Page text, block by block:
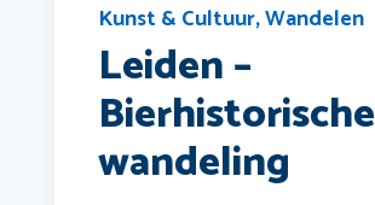
Kunst & Cultuur,Wandelen
Leiden –
Bierhistorische
wandeling